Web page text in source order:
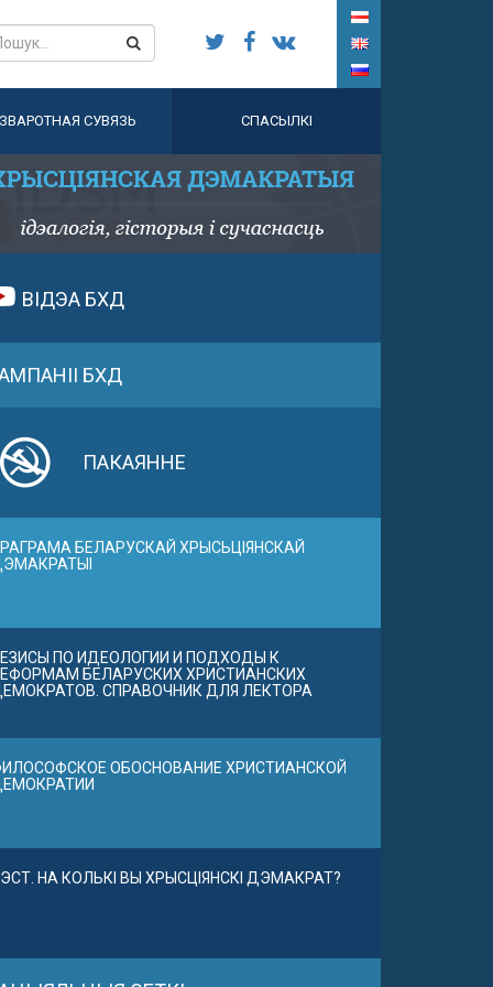
ЗВАРОТНАЯ СУВЯЗЬ СПАСЫЛКІ
ВІДЭА БХД
БХД
ПАКАЯННЕ
БЕЛАРУСКАЙ ХРЫСЬЦІЯНСКАЙ
ПО ИДЕОЛОГИИ И ПОДХОДЫ К
БЕЛАРУСКИХ ХРИСТИАНСКИХ
СПРАВОЧНИК ДЛЯ ЛЕКТОРА
ОБОСНОВАНИЕ ХРИСТИАНСКОЙ
НА КОЛЬКІ ВЫ ХРЫСЦІЯНСКІ ДЭМАКРАТ?